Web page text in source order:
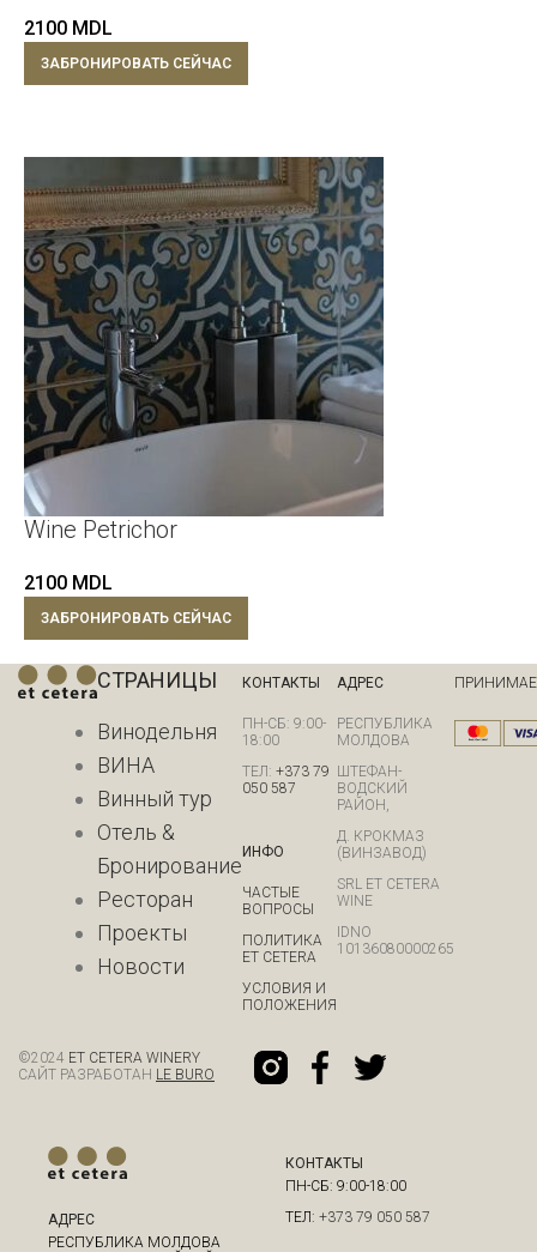
2100 MDL
ЗАБРОНИРОВАТЬ СЕЙЧАС
Wine Petrichor
2100 MDL
ЗАБРОНИРОВАТЬ СЕЙЧАС
СТРАНИЦЫ
Винодельня
ВИНА
Винный тур
Отель &
Бронирование
Ресторан
Проекты
Новости
КОНТАКТЫ
ПН-СБ: 9:00-
18:00
ТЕЛ: +373 79
050 587
ИНФО
ЧАСТЫЕ
ВОПРОСЫ
ПОЛИТИКА
ET CETERA
УСЛОВИЯ И
ПОЛОЖЕНИЯ
АДРЕС
РЕСПУБЛИКА
МОЛДОВА
ШТЕФАН-
ВОДСКИЙ
РАЙОН,
Д. КРОКМАЗ
(ВИНЗАВОД)
SRL ET CETERA
WINE
IDNO
10136080000265
©2024 ET CETERA WINERY
САЙТ РАЗРАБОТАН LE BURO
АДРЕС
РЕСПУБЛИКА МОЛДОВА
КОНТАКТЫ
ПН-СБ: 9:00-18:00
ТЕЛ: +373 79 050 587